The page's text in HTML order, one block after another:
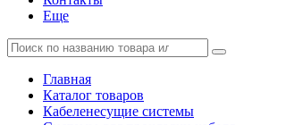
Еще
Главная
Каталог товаров
Кабеленесущие системы